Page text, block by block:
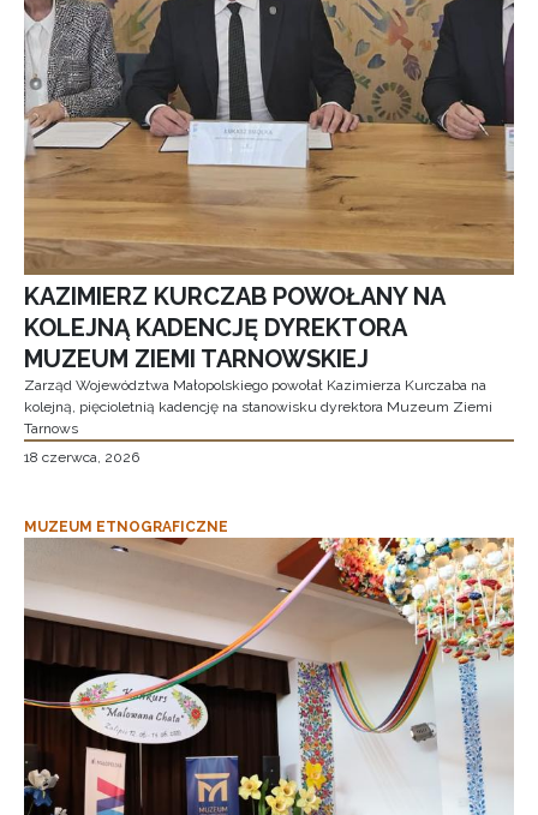
KAZIMIERZ KURCZAB POWOŁANY NA
KOLEJNĄ KADENCJĘ DYREKTORA
MUZEUM ZIEMI TARNOWSKIEJ
Zarząd Województwa Małopolskiego powołał Kazimierza Kurczaba na
kolejną, pięcioletnią kadencję na stanowisku dyrektora Muzeum Ziemi
Tarnows
18 czerwca, 2026
MUZEUM ETNOGRAFICZNE